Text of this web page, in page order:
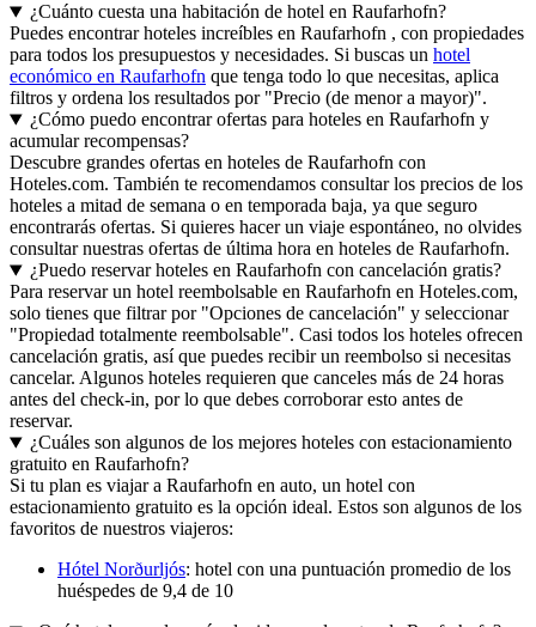
¿Cuánto cuesta una habitación de hotel en Raufarhofn?
Puedes encontrar hoteles increíbles en Raufarhofn , con propiedades
para todos los presupuestos y necesidades. Si buscas un hotel
económico en Raufarhofn que tenga todo lo que necesitas, aplica
filtros y ordena los resultados por "Precio (de menor a mayor)".
¿Cómo puedo encontrar ofertas para hoteles en Raufarhofn y
acumular recompensas?
Descubre grandes ofertas en hoteles de Raufarhofn con
Hoteles.com. También te recomendamos consultar los precios de los
hoteles a mitad de semana o en temporada baja, ya que seguro
encontrarás ofertas. Si quieres hacer un viaje espontáneo, no olvides
consultar nuestras ofertas de última hora en hoteles de Raufarhofn.
¿Puedo reservar hoteles en Raufarhofn con cancelación gratis?
Para reservar un hotel reembolsable en Raufarhofn en Hoteles.com,
solo tienes que filtrar por "Opciones de cancelación" y seleccionar
"Propiedad totalmente reembolsable". Casi todos los hoteles ofrecen
cancelación gratis, así que puedes recibir un reembolso si necesitas
cancelar. Algunos hoteles requieren que canceles más de 24 horas
antes del check-in, por lo que debes corroborar esto antes de
reservar.
¿Cuáles son algunos de los mejores hoteles con estacionamiento
gratuito en Raufarhofn?
Si tu plan es viajar a Raufarhofn en auto, un hotel con
estacionamiento gratuito es la opción ideal. Estos son algunos de los
favoritos de nuestros viajeros:
Hótel Norðurljós: hotel con una puntuación promedio de los
huéspedes de 9,4 de 10